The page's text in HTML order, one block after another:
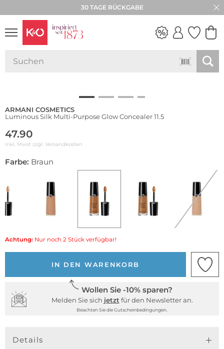
30 TAGE RÜCKGABE
ARMANI COSMETICS
Luminous Silk Multi-Purpose Glow Concealer 11.5
47.90
inkl. Mwst zzgl. Versandkosten
Farbe: Braun
Achtung: Nur noch 2 Stück verfügbar!
IN DEN WARENKORB
Wollen Sie -10% sparen?
Melden Sie sich jetzt für den Newsletter an.
Beachten Sie die Gutscheinbedingungen.
Details